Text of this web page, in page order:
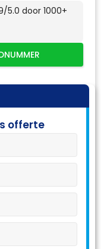
5.0 door 1000+
offerte